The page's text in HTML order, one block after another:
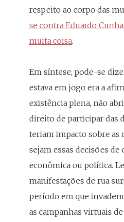
respeito ao corpo das
se contra Eduardo
muita coisa.
Em síntese, pode-se
estava em jogo era a
existência plena, não
direito de participar das
teriam impacto sobre as
sejam essas decisões de
econômica ou política.
manifestações de rua
período em que
as campanhas virtuais